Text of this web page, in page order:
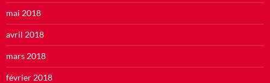
mai 2018
avril 2018
mars 2018
février 2018